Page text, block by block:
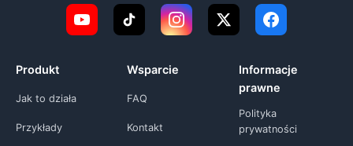
Produkt
Jak to działa
Przykłady
Wsparcie
FAQ
Kontakt
Informacje
prawne
Polityka
prywatności